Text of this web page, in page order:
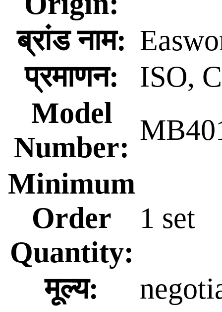
ब्रांड नाम:
प्रमाणन:
ISO,
Model
Number:
Minimum
Order
Quantity:
1 set
मूल्य: